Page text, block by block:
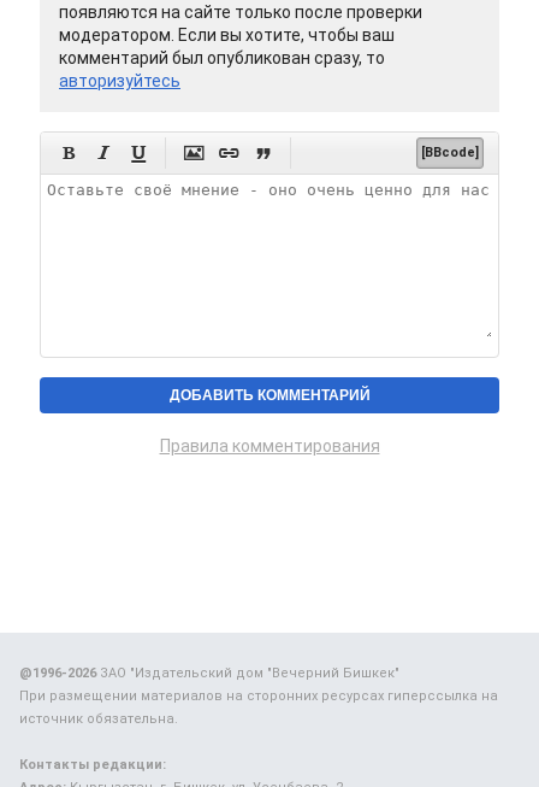
появляются на сайте только после проверки
модератором. Если вы хотите, чтобы ваш
комментарий был опубликован сразу, то
авторизуйтесь
      [BBcode]
Правила комментирования
@1996-2026ЗАО "Издательский дом "Вечерний Бишкек"
При размещении материалов на сторонних ресурсах гиперссылка на
источник обязательна.
Контакты редакции: